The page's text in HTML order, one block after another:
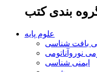
بندی کتب
علوم پایه
بافت شناسی
نوروآناتومی
ایمنی شناسی